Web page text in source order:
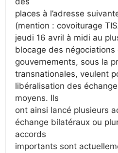
places à l’adresse
(mention : covoiturage
jeudi 16 avril à midi au
blocage des négociations
gouvernements, sous la
transnationales, veulent
libéralisation des
moyens. Ils
ont ainsi lancé plusieurs
échange bilatéraux ou
accords
importants sont